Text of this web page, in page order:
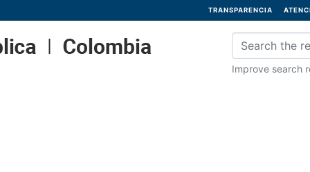
TRANSPARENCIA
Improve search